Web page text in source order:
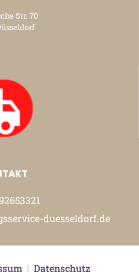
Str. 70
duesseldorf.de
| Datenschutz